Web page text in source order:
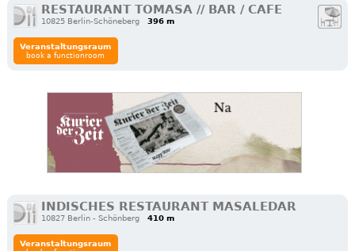
RESTAURANT TOMASA // BAR / CAFE
10825 Berlin-Schöneberg 396 m
Veranstaltungsraum
book a functionroom
INDISCHES RESTAURANT MASALEDAR
10827 Berlin - Schönberg 410 m
Veranstaltungsraum